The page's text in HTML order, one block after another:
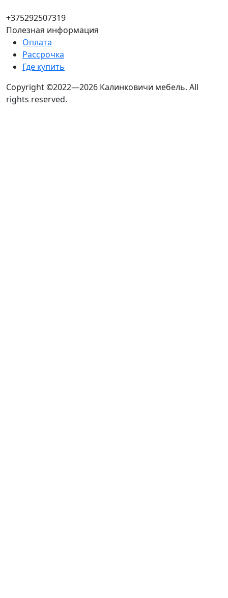
+375292507319
Полезная информация
Оплата
Рассрочка
Где купить
Copyright ©2022—2026 Калинковичи мебель. All
rights reserved.